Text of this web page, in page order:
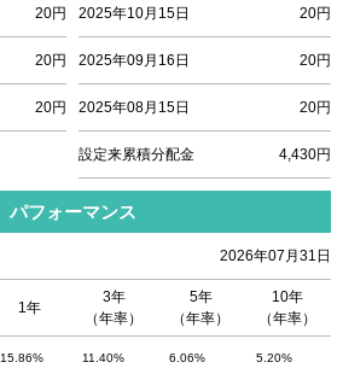
20円
20円
20円
2025年10月15日 20円
2025年09月16日 20円
2025年08月15日 20円
設定来累積分配金 4,430円
パフォーマンス
2026年07月31日
1年
3年
（年率）
5年
（年率）
10年
（年率）
15.86% 11.40% 6.06% 5.20%